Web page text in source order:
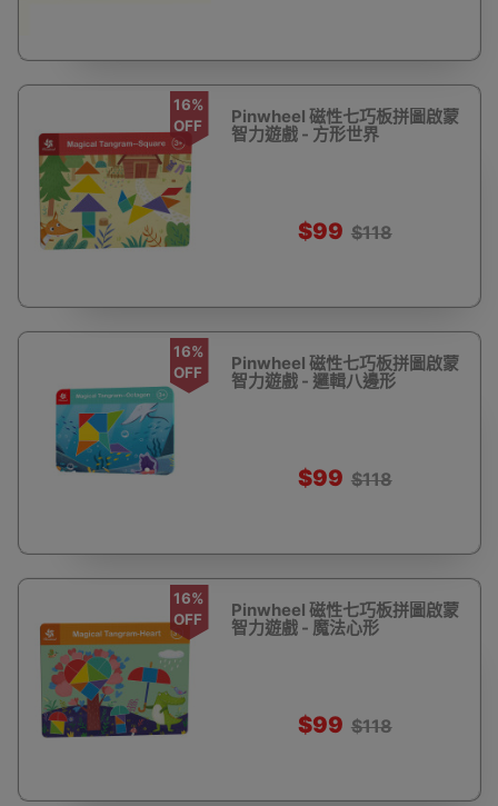
16%
OFF
Pinwheel 磁性七巧板拼圖啟蒙
智力遊戲 - 方形世界
$99 $118
16%
OFF
Pinwheel 磁性七巧板拼圖啟蒙
智力遊戲 - 邏輯八邊形
$99 $118
16%
OFF
Pinwheel 磁性七巧板拼圖啟蒙
智力遊戲 - 魔法心形
$99 $118